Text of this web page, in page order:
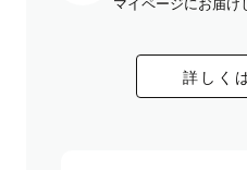
マイページにお届け
詳しく